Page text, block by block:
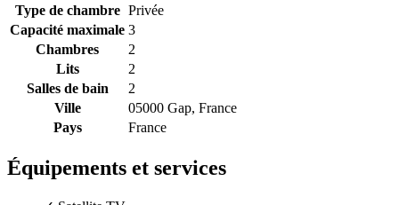
Type de chambre Privée
Capacité maximale 3
Chambres
2
Lits
2
Salles de bain
2
Ville
05000 Gap, France
Pays
France
Équipements et services